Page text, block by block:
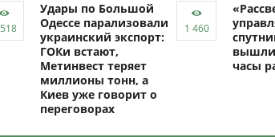
Удары по Большой
Одессе парализовали
украинский экспорт:
ГОКи встают,
Метинвест теряет
миллионы тонн, а
Киев уже говорит о
переговорах
часы